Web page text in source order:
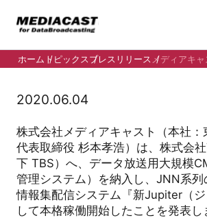
ホーム トピックスプレスリリース
2020.06.04
株式会社メディアキャスト（本社：
代表取締役 杉本孝浩）は、株式会社
下 TBS）へ、データ放送用大規模
管理システム）を納入し、JNN系列
情報集配信システム『新Jupiter （
して本格稼働開始したことを発表し